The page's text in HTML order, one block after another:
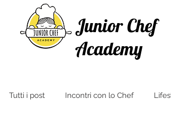
Junior Chef
Academy
Tutti i post Incontri con lo Chef